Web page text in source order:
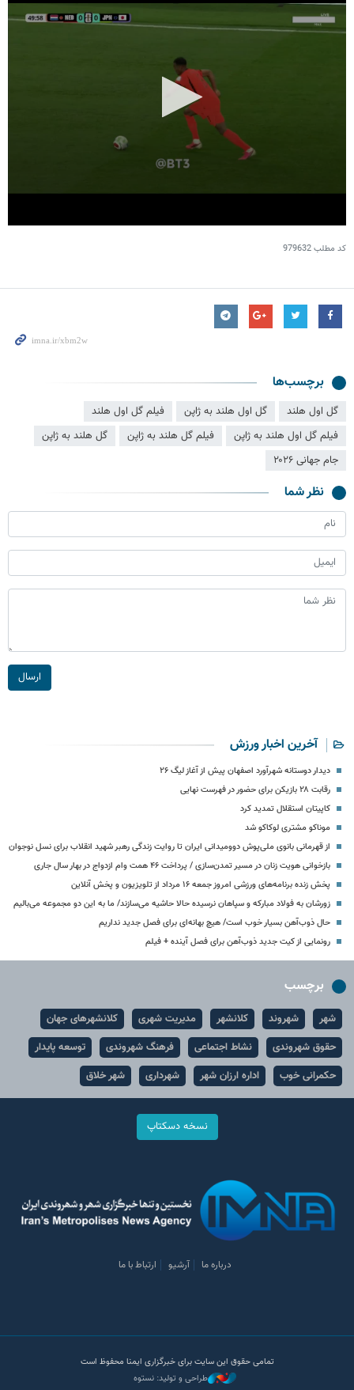
کد مطلب979632
برچسب‌ها
گل اول هلند گل اول هلند به ژاپن
فیلم گل اول هلند
فیلم گل اول هلند به ژاپن
فیلم گل هلند به ژاپن
گل هلند به ژاپن
جام جهانی ۲۰۲۶
نظر شما
ارسال
آخرین اخبار ورزش
دیدار دوستانه شهرآورد اصفهان پیش از آغاز لیگ ۲۶
رقابت ۲۸ بازیکن برای حضور در فهرست نهایی
کاپیتان استقلال تمدید کرد
موناکو مشتری لوکاکو شد
از قهرمانی بانوی ملی‌پوش دوومیدانی ایران تا روایت زندگی رهبر شهید انقلاب برای نسل نوجوان
بازخوانی هویت زنان در مسیر تمدن‌سازی / پرداخت ۴۶ همت وام ازدواج در بهار سال جاری
پخش زنده برنامه‌های ورزشی امروز جمعه ۱۶ مرداد از تلویزیون و پخش آنلاین
زورشان به فولاد مبارکه و سپاهان نرسیده حالا حاشیه می‌سازند/ ما به این دو مجموعه می‌بالیم
حال ذوب‌آهن بسیار خوب است/ هیچ بهانه‌ای برای فصل جدید نداریم
رونمایی از کیت جدید ذوب‌آهن برای فصل آینده + فیلم
برچسب
شهر شهروند کلانشهر مدیریت شهری
کلانشهرهای جهان
حقوق شهروندی
نشاط اجتماعی فرهنگ شهروندی
توسعه پایدار
حکمرانی خوب
اداره ارزان شهر شهرداری شهر خلاق
نسخه دسکتاپ
درباره ما آرشیو ارتباط با ما
تمامی حقوق این سایت برای خبرگزاری ایمنا محفوظ است
طراحی و تولید: نستوه